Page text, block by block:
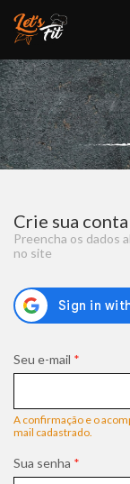
Crie sua conta
Preencha os dados
no site
Seu e-mail *
A confirmação e o
mail cadastrado.
Sua senha *